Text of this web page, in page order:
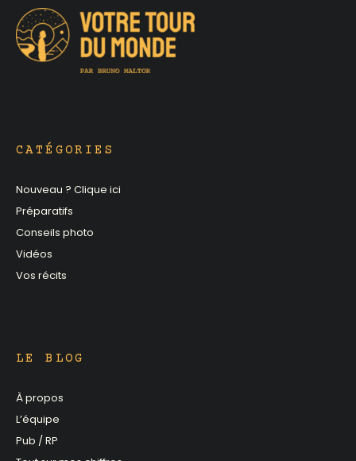
CATÉGORIES
Nouveau ? Clique ici
Préparatifs
Conseils photo
Vidéos
Vos récits
LE BLOG
À propos
L’équipe
Pub / RP